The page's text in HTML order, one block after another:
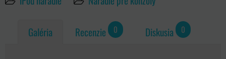
Galéria Recenzie 0 Diskusia 0